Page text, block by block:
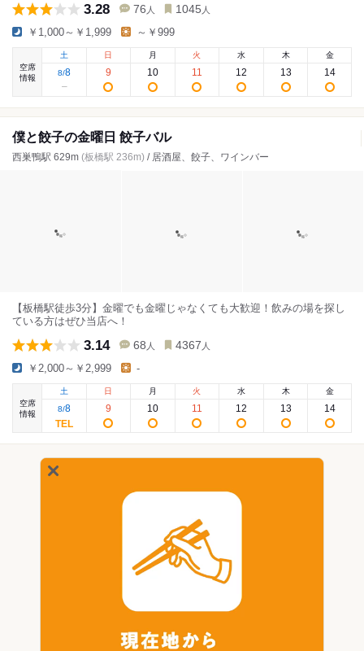
3.28 76 人 1045 人
￥1,000～￥1,999 ～￥999
空席
情報
土
8/8
日
9
月
10
火
11
水
12
木
13
金
14
僕と餃子の金曜日 餃子バル
西巣鴨駅 629m (板橋駅 236m) / 居酒屋、餃子、ワインバー
【板橋駅徒歩3分】金曜でも金曜じゃなくても大歓迎！飲みの場を探し
ている方はぜひ当店へ！
3.14 68 人 4367 人
￥2,000～￥2,999 -
空席
情報
土
8/8
日
9
月
10
火
11
水
12
木
13
金
14